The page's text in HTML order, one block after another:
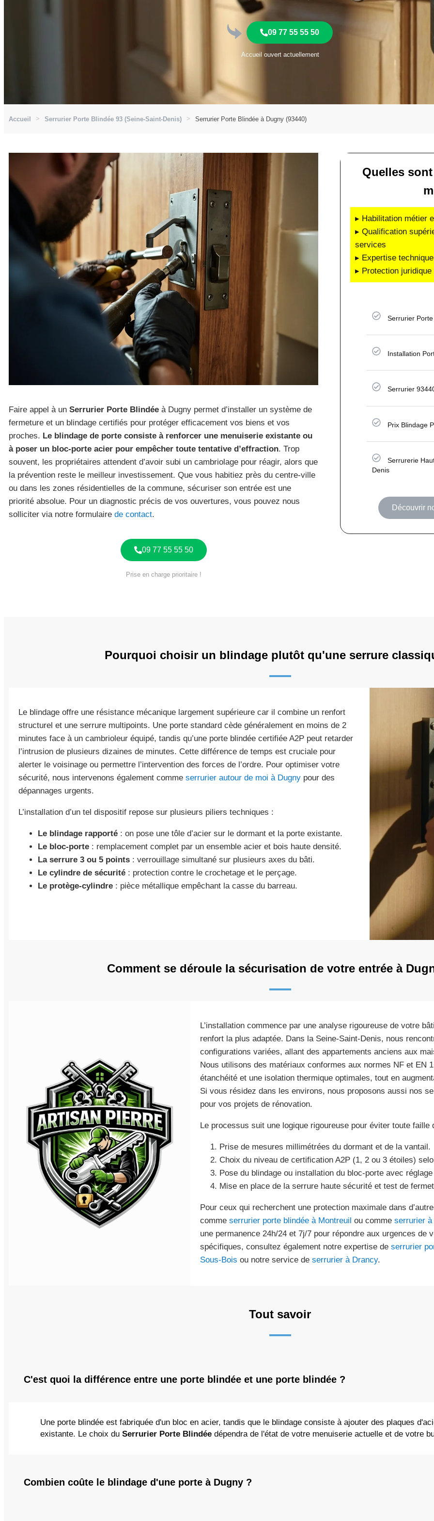
09 77 55 55 50
Accueil ouvert actuellement
Accueil Serrurier Porte Blindée 93 (Seine-Saint-Denis) Serrurier Porte Blindée à Dugny (93440)
Faire appel à un Serrurier Porte Blindée à Dugny permet d’installer un système de
fermeture et un blindage certifiés pour protéger efficacement vos biens et vos
proches. Le blindage de porte consiste à renforcer une menuiserie existante ou
à poser un bloc-porte acier pour empêcher toute tentative d’effraction. Trop
souvent, les propriétaires attendent d’avoir subi un cambriolage pour réagir, alors que
la prévention reste le meilleur investissement. Que vous habitiez près du centre-ville
ou dans les zones résidentielles de la commune, sécuriser son entrée est une
priorité absolue. Pour un diagnostic précis de vos ouvertures, vous pouvez nous
solliciter via notre formulaire de contact.
09 77 55 55 50
Prise en charge prioritaire !
Quelles
▸ Habilitation métier
▸ Qualification
services
▸ Expertise
▸ Protection
Serrurier
Installation
Serrurier
Prix Blindage
Serrurerie
Denis
Découvrir
Pourquoi choisir un blindage plutôt qu'une serrure
Le blindage offre une résistance mécanique largement supérieure car il combine un renfort
structurel et une serrure multipoints. Une porte standard cède généralement en moins de 2
minutes face à un cambrioleur équipé, tandis qu’une porte blindée certifiée A2P peut retarder
l’intrusion de plusieurs dizaines de minutes. Cette différence de temps est cruciale pour
alerter le voisinage ou permettre l’intervention des forces de l’ordre. Pour optimiser votre
sécurité, nous intervenons également comme serrurier autour de moi à Dugny pour des
dépannages urgents.
L’installation d’un tel dispositif repose sur plusieurs piliers techniques :
Le blindage rapporté : on pose une tôle d’acier sur le dormant et la porte existante.
Le bloc-porte : remplacement complet par un ensemble acier et bois haute densité.
La serrure 3 ou 5 points : verrouillage simultané sur plusieurs axes du bâti.
Le cylindre de sécurité : protection contre le crochetage et le perçage.
Le protège-cylindre : pièce métallique empêchant la casse du barreau.
Comment se déroule la sécurisation de votre entrée à
L’installation commence par une analyse rigoureuse de votre
renfort la plus adaptée. Dans la Seine-Saint-Denis, nous
configurations variées, allant des appartements anciens aux
Nous utilisons des matériaux conformes aux normes NF et EN
étanchéité et une isolation thermique optimales, tout en
Si vous résidez dans les environs, nous proposons aussi nos
pour vos projets de rénovation.
Le processus suit une logique rigoureuse pour éviter toute faille
Prise de mesures millimétrées du dormant et de la vantail.
Choix du niveau de certification A2P (1, 2 ou 3 étoiles)
Pose du blindage ou installation du bloc-porte avec
Mise en place de la serrure haute sécurité et test de
Pour ceux qui recherchent une protection maximale dans
comme serrurier porte blindée à Montreuil ou comme serrurier à
une permanence 24h/24 et 7j/7 pour répondre aux urgences de
spécifiques, consultez également notre expertise de serrurier
Sous-Bois ou notre service de serrurier à Drancy.
Tout savoir
C'est quoi la différence entre une porte blindée et une porte blindée ?
Une porte blindée est fabriquée d'un bloc en acier, tandis que le blindage consiste à ajouter des plaques
existante. Le choix du Serrurier Porte Blindée dépendra de l'état de votre menuiserie actuelle et de votre
Combien coûte le blindage d'une porte à Dugny ?